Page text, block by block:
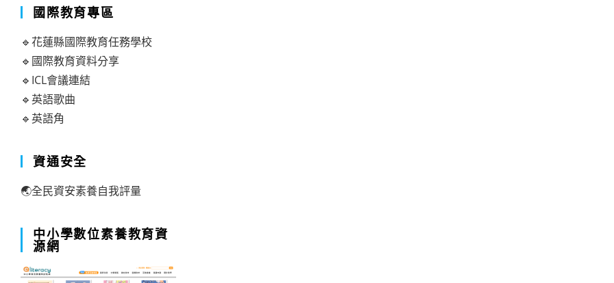
國際教育專區
🔹花蓮縣國際教育任務學校
🔹國際教育資料分享
🔹ICL會議連結
🔹英語歌曲
🔹英語角
資通安全
🌏全民資安素養自我評量
中小學數位素養教育資
源網